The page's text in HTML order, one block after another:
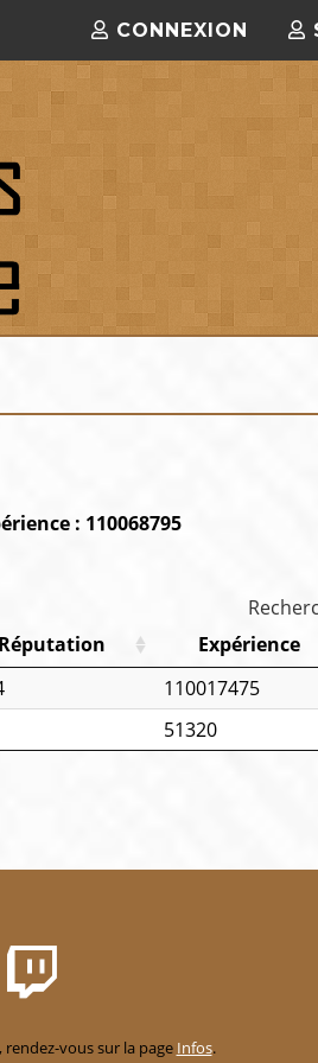
CONNEXION
: 110068795
Réputation Expérience
110017475
51320
vous sur la page Infos.